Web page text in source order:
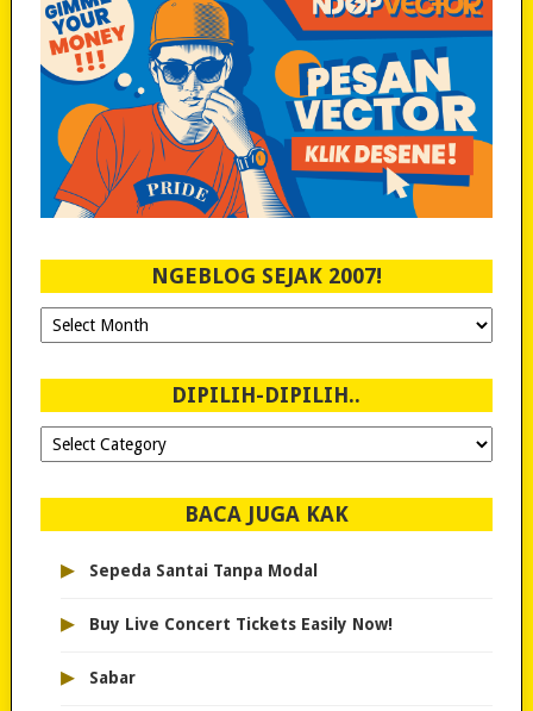
NGEBLOG SEJAK 2007!
Ngeblog
Sejak
DIPILIH-DIPILIH..
Dipilih-
dipilih..
BACA JUGA KAK
▸ Sepeda Santai Tanpa Modal
▸ Buy Live Concert Tickets Easily Now!
▸ Sabar